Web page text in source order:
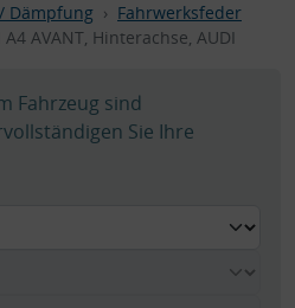
Dämpfung
Fahrwerksfeder
AVANT, Hinterachse, AUDI
Fahrzeug sind
Sie Ihre